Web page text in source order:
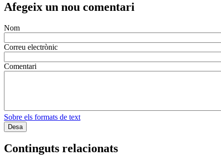
Afegeix un nou comentari
Nom
Correu electrònic
Comentari
Sobre els formats de text
Continguts relacionats